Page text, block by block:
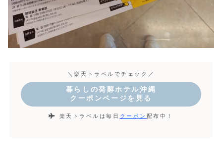
＼楽天トラベルでチェック／
暮らしの発酵ホテル沖縄
クーポンページを見る
楽天トラベルは毎日 クーポン 配布中！